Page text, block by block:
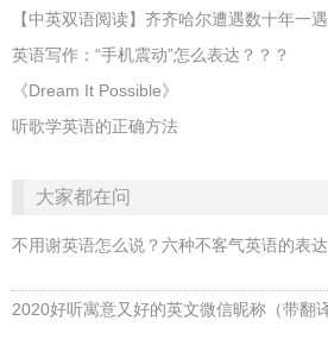
【中英双语阅读】齐齐哈尔遭遇数十年一
英语写作：“手机震动”怎么表达？？？
《Dream It Possible》
听歌学英语的正确方法
大家都在问
不用谢英语怎么说？六种不客气英语的表达
2020好听寓意又好的英文微信昵称（带翻